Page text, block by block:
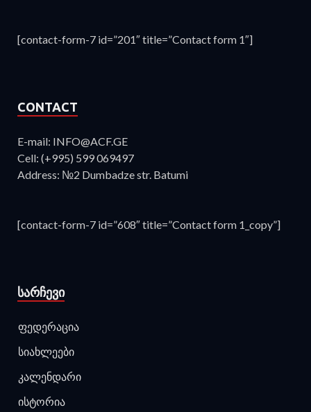
[contact-form-7 id=”201″ title=”Contact form 1″]
CONTACT
E-mail: INFO@ACF.GE
Cell: (+995) 599 069497
Address: №2 Dumbadze str. Batumi
[contact-form-7 id=”608″ title=”Contact form 1_copy”]
ᲡᲐᲠᲩᲔᲕᲘ
ფედერაცია
სიახლეები
კალენდარი
ისტორია